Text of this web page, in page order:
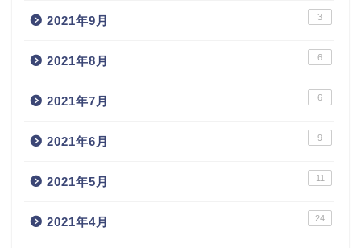
2021年9月 3
2021年8月 6
2021年7月 6
2021年6月 9
2021年5月 11
2021年4月 24